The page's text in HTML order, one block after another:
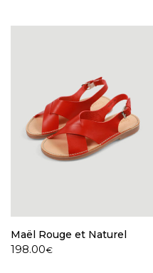
Maël Rouge et Naturel
198.00€